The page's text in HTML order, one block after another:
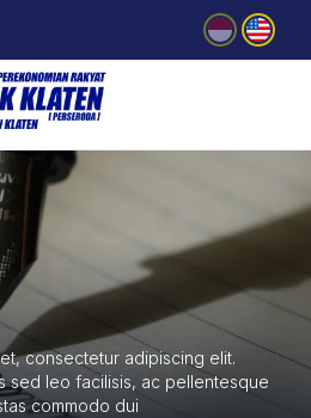
consectetur adipiscing elit.
sed leo facilisis, ac pellentesque
commodo dui